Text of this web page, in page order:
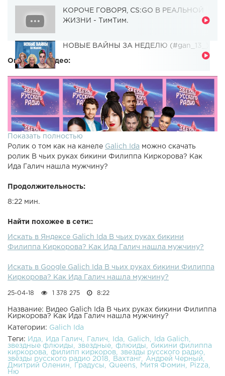
КОРОЧЕ ГОВОРЯ, CS:GO В РЕАЛЬНОЙ
ЖИЗНИ - ТимТим.
НОВЫЕ ВАЙНЫ ЗА НЕДЕЛЮ (#gan_13_)
Описание видео:
Показать полностью
Ролик о том как на канеле Galich Ida можно скачать
ролик В чьих руках бикини Филиппа Киркорова? Как
Ида Галич нашла мужчину?
Продолжительность:
8:22 мин.
Найти похожее в сети::
Искать в Яндексе Galich Ida В чьих руках бикини
Филиппа Киркорова? Как Ида Галич нашла мужчину?
Искать в Google Galich Ida В чьих руках бикини Филиппа
Киркорова? Как Ида Галич нашла мужчину?
25-04-18 1 378 275 8:22
Название: Видео Galich Ida В чьих руках бикини Филиппа
Киркорова? Как Ида Галич нашла мужчину?
Категории: Galich Ida
Теги: Ида Ида Галич Галич Ida Galich
Ida Galich
звездные флюиды
звездные флюиды
бикини филиппа
киркорова
филипп киркоров
звезды русского радио
звёзды русского радио 2018
Вахтанг
Андрей Черный
Дмитрий Оленин
Градусы Queens Митя Фомин
Pizza
Ню